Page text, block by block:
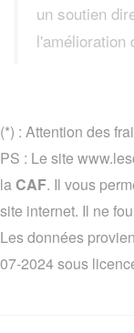
un soutien
l'amélioration
(*) : Attention des
PS : Le site
laCAF. Il vous
site internet. Il ne
Les données
07-2024 sous